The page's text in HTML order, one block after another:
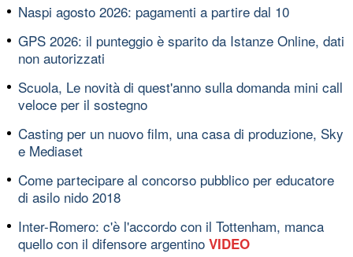
Naspi agosto 2026: pagamenti a partire dal 10
GPS 2026: il punteggio è sparito da Istanze Online, dati
non autorizzati
Scuola, Le novità di quest'anno sulla domanda mini call
veloce per il sostegno
Casting per un nuovo film, una casa di produzione, Sky
e Mediaset
Come partecipare al concorso pubblico per educatore
di asilo nido 2018
Inter-Romero: c'è l'accordo con il Tottenham, manca
quello con il difensore argentino VIDEO